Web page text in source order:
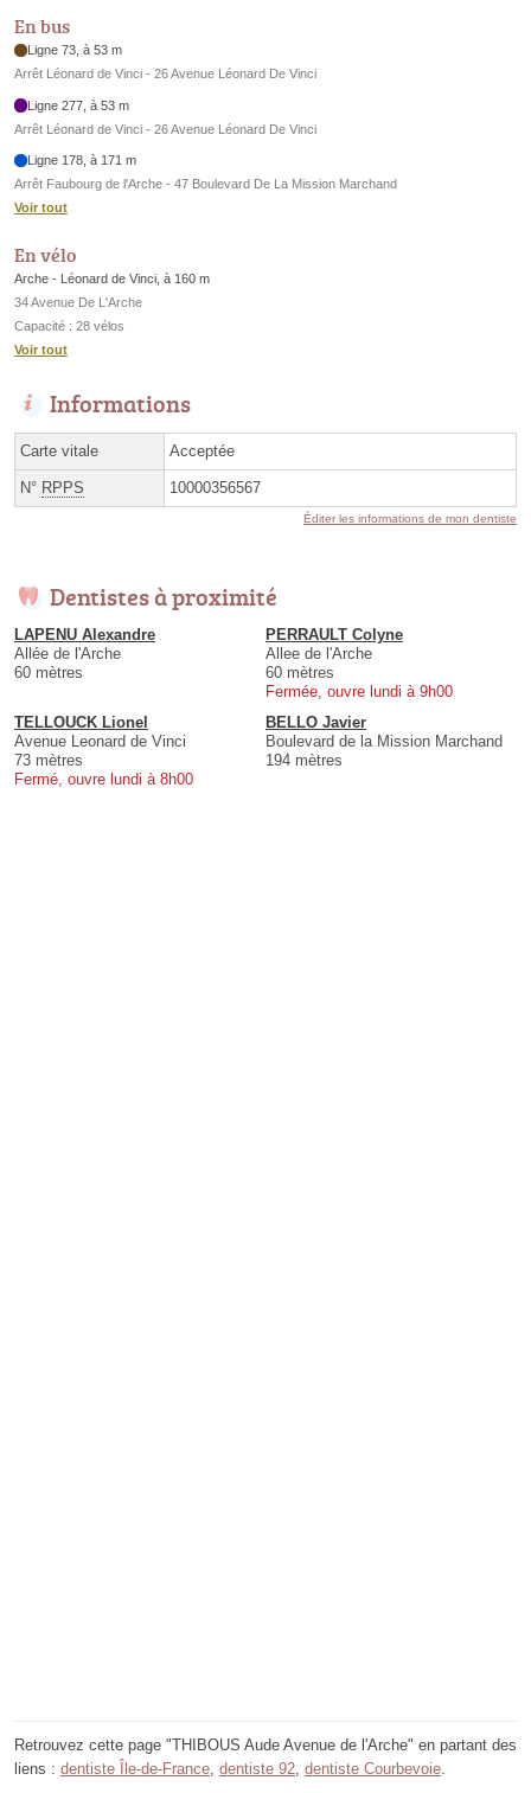
En bus
Ligne 73, à 53 m
Arrêt Léonard de Vinci - 26 Avenue Léonard De Vinci
Ligne 277, à 53 m
Arrêt Léonard de Vinci - 26 Avenue Léonard De Vinci
Ligne 178, à 171 m
Arrêt Faubourg de l'Arche - 47 Boulevard De La Mission Marchand
Voir tout
En vélo
Arche - Léonard de Vinci, à 160 m
34 Avenue De L'Arche
Capacité : 28 vélos
Voir tout
Informations
Carte vitale Acceptée
N° RPPS 10000356567
Éditer les informations de mon dentiste
Dentistes à proximité
LAPENU Alexandre
Allée de l'Arche
60 mètres
PERRAULT Colyne
Allee de l'Arche
60 mètres
Fermée, ouvre lundi à 9h00
TELLOUCK Lionel
Avenue Leonard de Vinci
73 mètres
Fermé, ouvre lundi à 8h00
BELLO Javier
Boulevard de la Mission Marchand
194 mètres
Retrouvez cette page "THIBOUS Aude Avenue de l'Arche" en partant des
liens : dentiste Île-de-France dentiste 92 dentiste Courbevoie